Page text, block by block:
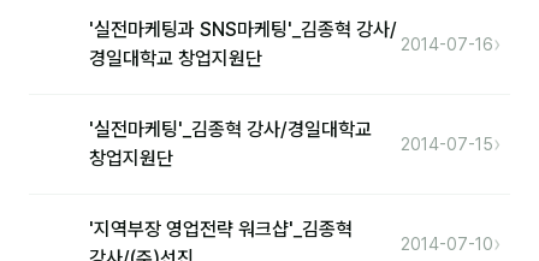
'실전마케팅과 SNS마케팅'_김종혁 강사/
경일대학교 창업지원단
2014-07-16›
'실전마케팅'_김종혁 강사/경일대학교
창업지원단
2014-07-15›
'지역부장 영업전략 워크샵'_김종혁
2014-07-10›